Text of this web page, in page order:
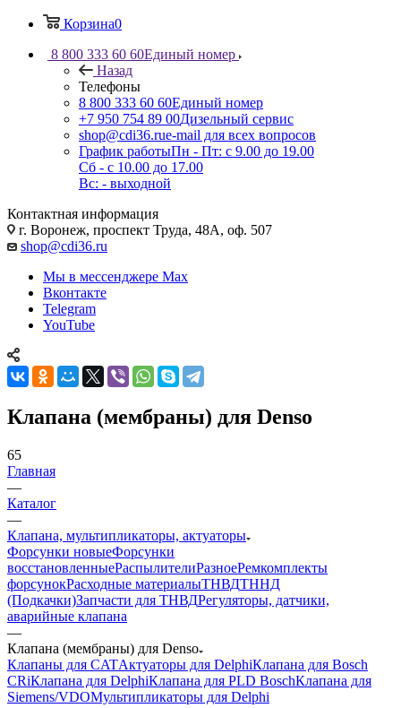
Корзина0
8 800 333 60 60Единый номер
Назад
Телефоны
8 800 333 60 60Единый номер
+7 950 754 89 00Дизельный сервис
shop@cdi36.rue-mail для всех вопросов
График работыПн - Пт: с 9.00 до 19.00
Сб - с 10.00 до 17.00
Вс: - выходной
Контактная информация
г. Воронеж, проспект Труда, 48А, оф. 507
shop@cdi36.ru
Мы в мессенджере Max
Вконтакте
Telegram
YouTube
Клапана (мембраны) для Denso
65
Главная
—
Каталог
—
Клапана, мультипликаторы, актуаторы
Форсунки новыеФорсунки
восстановленныеРаспылителиРазноеРемкомплекты
форсунокРасходные материалыТНВДТННД
(Подкачки)Запчасти для ТНВДРегуляторы, датчики,
аварийные клапана
—
Клапана (мембраны) для Denso
Клапаны для CATАктуаторы для DelphiКлапана для Bosch
CRiКлапана для DelphiКлапана для PLD BoschКлапана для
Siemens/VDOМультипликаторы для Delphi